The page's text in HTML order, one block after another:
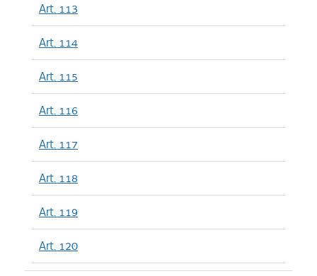
Art. 113
Art. 114
Art. 115
Art. 116
Art. 117
Art. 118
Art. 119
Art. 120